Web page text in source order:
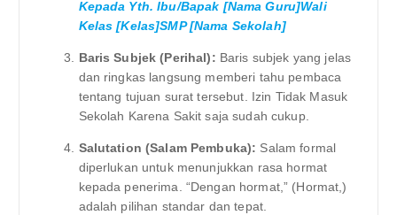
Kepada Yth. Ibu/Bapak [Nama Guru]Wali
Kelas [Kelas]SMP [Nama Sekolah]
Baris Subjek (Perihal): Baris subjek yang jelas
dan ringkas langsung memberi tahu pembaca
tentang tujuan surat tersebut. Izin Tidak Masuk
Sekolah Karena Sakit saja sudah cukup.
Salutation (Salam Pembuka): Salam formal
diperlukan untuk menunjukkan rasa hormat
kepada penerima. “Dengan hormat,” (Hormat,)
adalah pilihan standar dan tepat.